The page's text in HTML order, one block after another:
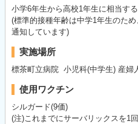
小学6年生から高校1年生に相当す
(標準的接種年齢は中学1年生のた
通知しています)
実施場所
標茶町立病院 小児科(中学生) 産婦
使用ワクチン
シルガード(9価)
(注)これまでにサーバリックスを1